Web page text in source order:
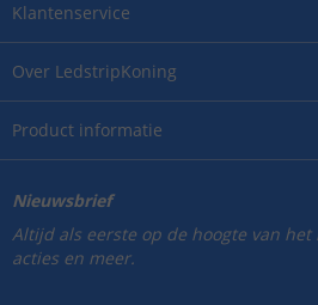
Over LedstripKoning
Product informatie
Klantenservice
Nieuwsbrief
Altijd als eerste op de hoogte van het
acties en meer.